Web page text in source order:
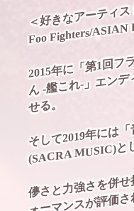
＜好きなアーティ
Foo Fighters/
2015年に「第1回
ん -艦これ-」エ
せる。
そして2019年に
(SACRA MUSIC)と
儚さと力強さを
ォーマンスが評価